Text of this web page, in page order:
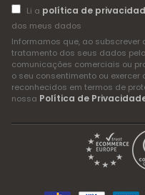
Li a política de
dos meus dados
Informamos que, ao
tratamento dos seus dados
comunicações comerciais ou
o seu consentimento ou
reconhecidos em termos de
nossa Política de